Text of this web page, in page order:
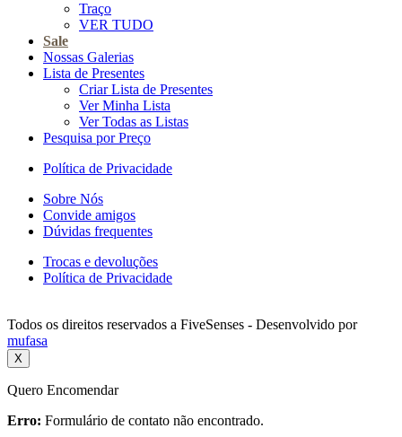
Traço
VER TUDO
Sale
Nossas Galerias
Lista de Presentes
Criar Lista de Presentes
Ver Minha Lista
Ver Todas as Listas
Pesquisa por Preço
Política de Privacidade
Sobre Nós
Convide amigos
Dúvidas frequentes
Trocas e devoluções
Política de Privacidade
Todos os direitos reservados a FiveSenses - Desenvolvido por
mufasa
X
Quero Encomendar
Erro: Formulário de contato não encontrado.